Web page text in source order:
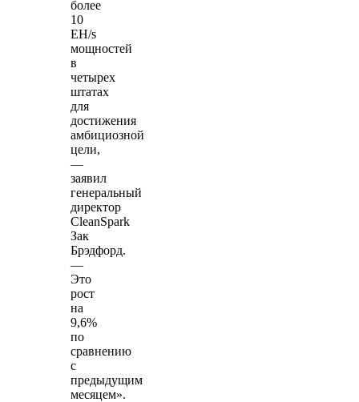
более
10
EH/s
мощностей
в
четырех
штатах
для
достижения
амбициозной
цели,
—
заявил
генеральный
директор
CleanSpark
Зак
Брэдфорд.
—
Это
рост
на
9,6%
по
сравнению
с
предыдущим
месяцем».